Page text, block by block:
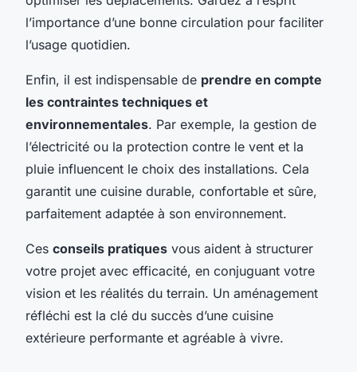
l’importance d’une bonne circulation pour faciliter
l’usage quotidien.
Enfin, il est indispensable de prendre en compte
les contraintes techniques et
environnementales. Par exemple, la gestion de
l’électricité ou la protection contre le vent et la
pluie influencent le choix des installations. Cela
garantit une cuisine durable, confortable et sûre,
parfaitement adaptée à son environnement.
Ces conseils pratiques vous aident à structurer
votre projet avec efficacité, en conjuguant votre
vision et les réalités du terrain. Un aménagement
réfléchi est la clé du succès d’une cuisine
extérieure performante et agréable à vivre.